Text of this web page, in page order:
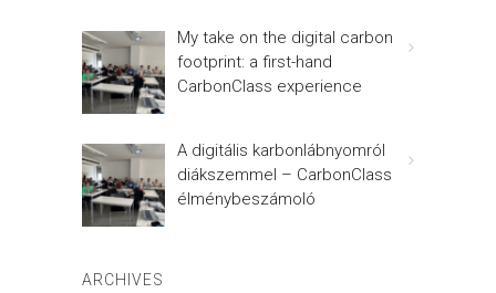
My take on the digital carbon
footprint: a first-hand
CarbonClass experience
A digitális karbonlábnyomról
diákszemmel – CarbonClass
élménybeszámoló
ARCHIVES